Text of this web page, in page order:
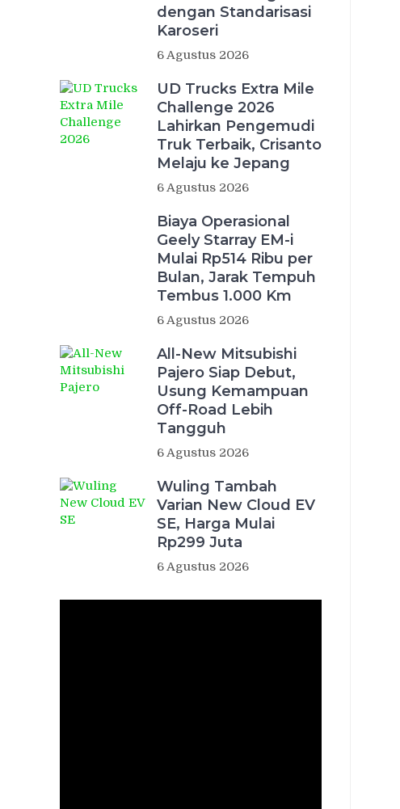
dengan Standarisasi
Karoseri
6 Agustus 2026
UD Trucks Extra Mile
Challenge 2026
Lahirkan Pengemudi
Truk Terbaik, Crisanto
Melaju ke Jepang
6 Agustus 2026
Biaya Operasional
Geely Starray EM-i
Mulai Rp514 Ribu per
Bulan, Jarak Tempuh
Tembus 1.000 Km
6 Agustus 2026
All-New Mitsubishi
Pajero Siap Debut,
Usung Kemampuan
Off-Road Lebih
Tangguh
6 Agustus 2026
Wuling Tambah
Varian New Cloud EV
SE, Harga Mulai
Rp299 Juta
6 Agustus 2026